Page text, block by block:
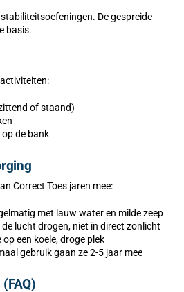
De gespreide
basis.
of staand)
de bank
Correct Toes jaren mee:
met lauw water en milde zeep
lucht drogen, niet in direct zonlicht
op een koele, droge plek
gebruik gaan ze 2-5 jaar mee